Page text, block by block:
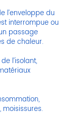
l’enveloppe du
interrompue ou
passage
de chaleur.
l’isolant,